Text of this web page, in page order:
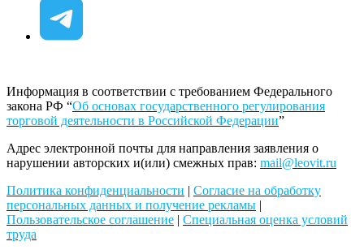
Информация в соответствии с требованием Федерального
закона РФ “Об основах государственного регулирования
торговой деятельности в Российской Федерации”
Адрес электронной почты для направления заявления о
нарушении авторских и(или) смежных прав: mail@leovit.ru
Политика конфиденциальности | Согласие на обработку
персональных данных и получение рекламы |
Пользовательское соглашение | Специальная оценка условий
труда